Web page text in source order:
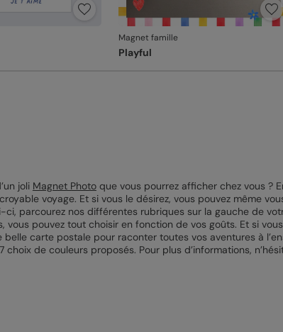
Magnet famille
Playful
joli Magnet Photoque vous pourrez afficher chez vous ?
voyage. Et si vous le désirez, vous pouvez même
parcourez nos différentes rubriques sur la gauche de
pouvez tout choisir en fonction de vos goûts. Et si
carte postale pour raconter toutes vos aventures à
de couleurs proposés. Pour plus d’informations,